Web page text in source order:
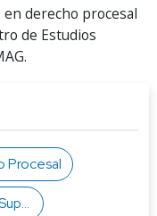
derecho procesal
de Estudios
Procesal